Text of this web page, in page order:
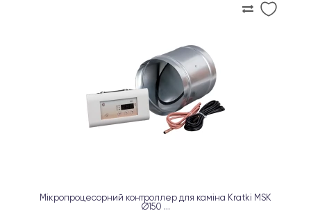
Мікропроцесорний контроллер для каміна Kratki MSK
Ø150 ...